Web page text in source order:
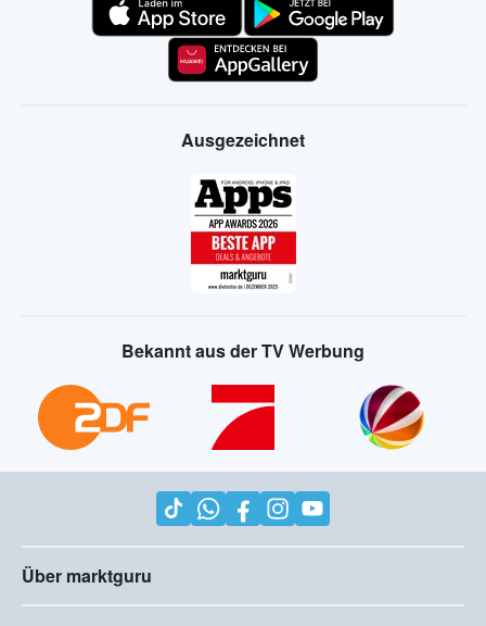
Ausgezeichnet
Bekannt aus der TV Werbung
Über marktguru